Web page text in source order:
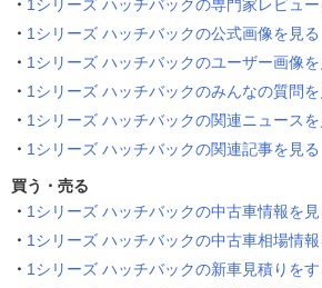
1シリーズ ハッチバックの専門家レビュー
1シリーズ ハッチバックの公式画像を見る
1シリーズ ハッチバックのユーザー画像を
1シリーズ ハッチバックのみんなの質問を
1シリーズ ハッチバックの関連ニュースを
1シリーズ ハッチバックの関連記事を見る
買う・売る
1シリーズ ハッチバックの中古車情報を見
1シリーズ ハッチバックの中古車相場情報
1シリーズ ハッチバックの新車見積りをす